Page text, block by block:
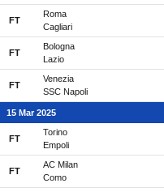
FT
Roma
Cagliari
FT
Bologna
Lazio
FT
Venezia
SSC Napoli
15 Mar 2025
FT
Torino
Empoli
FT
AC Milan
Como